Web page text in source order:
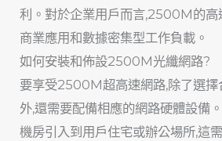
利。對於企業用戶而言,2500M的高
商業應用和數據密集型工作負載。
如何安裝和佈設2500M光纖網路?
要享受2500M超高速網路,除了選擇
外,還需要配備相應的網路硬體設備
機房引入到用戶住宅或辦公場所,這